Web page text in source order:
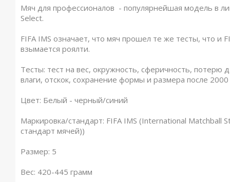
Мяч для профессионалов - популярнейшая модель в
Select.
FIFA IMS означает, что мяч прошел те же тесты, что и
взымается роялти.
Тесты: тест на вес, окружность, сферичность, потерю
влаги, отскок, сохранение формы и размера после
Цвет: Белый - черный/синий
Маркировка/стандарт: FIFA IMS (International Matchball
стандарт мячей))
Размер: 5
Вес: 420-445 грамм